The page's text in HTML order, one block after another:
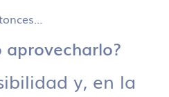
aprovecharlo?
y, en la